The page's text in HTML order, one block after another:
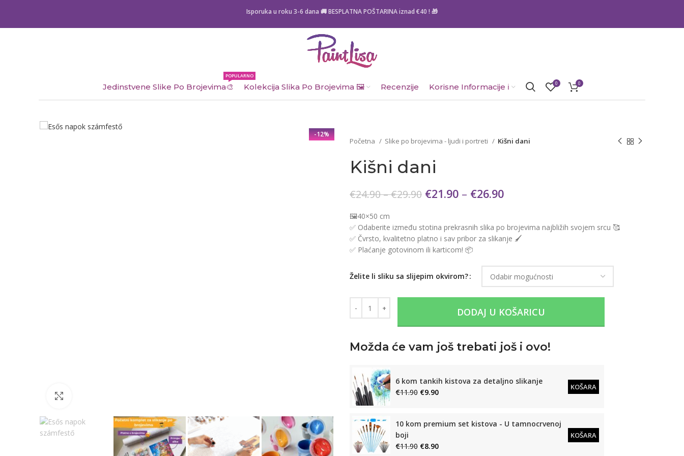
Isporuka u roku 3-6 dana 🚚 BESPLATNA POŠTARINA iznad €40 ! 🎁
Jedinstvene Slike Po Brojevima🎨
POPULARNO
Kolekcija Slika Po Brojevima 🖼️ Recenzije Korisne Informacije ℹ️ 0 0
-12%
Početna Slike po brojevima - ljudi i portreti Kišni dani
Kišni dani
€24.90–€29.90 €21.90 – €26.90
🖼️40×50 cm
✅ Odaberite između stotina prekrasnih slika po brojevima najbližih svojem srcu 🥰
✅ Čvrsto, kvalitetno platno i sav pribor za slikanje 🖌️
✅ Plaćanje gotovinom ili karticom! 📦
Želite li sliku sa slijepim okvirom?
DODAJ U KOŠARICU
Možda će vam još trebati još i ovo!
6 kom tankih kistova za detaljno slikanje
€11.90 €9.90
KOŠARA
10 kom premium set kistova - U tamnocrvenoj
boji
€11.90 €8.90
KOŠARA